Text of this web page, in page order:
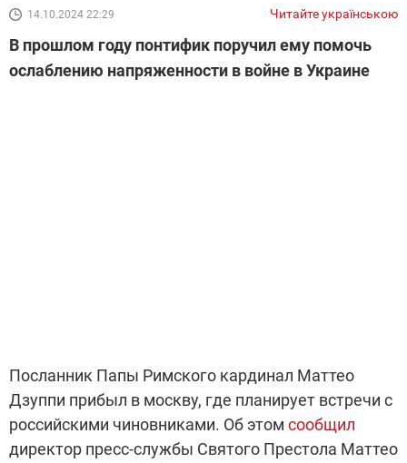
14.10.2024 22:29 Читайте українською
В прошлом году понтифик поручил ему помочь
ослаблению напряженности в войне в Украине
Посланник Папы Римского кардинал Маттео
Дзуппи прибыл в москву, где планирует встречи с
российскими чиновниками. Об этом сообщил
директор пресс-службы Святого Престола Маттео